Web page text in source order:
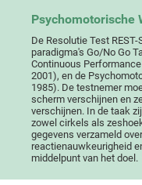
Psychomotorische
De Resolutie Test
paradigma's Go/No Go
Continuous
2001), en de
1985). De testnemer
scherm verschijnen en
verschijnen. In de taak
zowel cirkels als
gegevens verzameld
reactienauwkeurigheid
middelpunt van het doel.